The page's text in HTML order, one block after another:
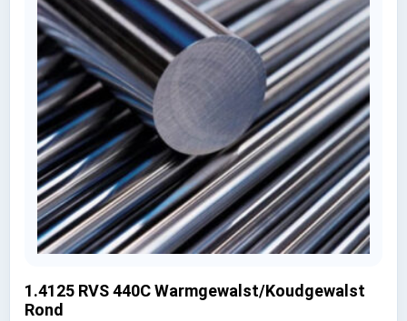
1.4125 RVS 440C Warmgewalst/Koudgewalst
Rond